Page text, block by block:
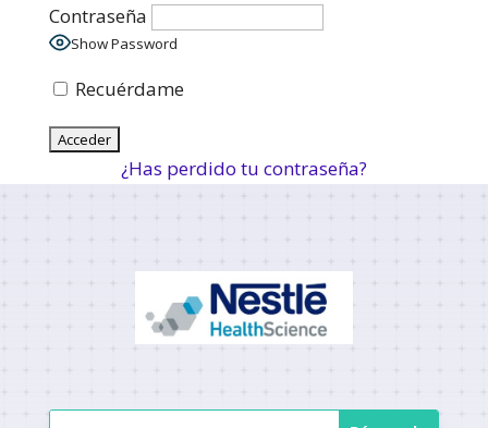
Contraseña
Show Password
Recuérdame
¿Has perdido tu contraseña?